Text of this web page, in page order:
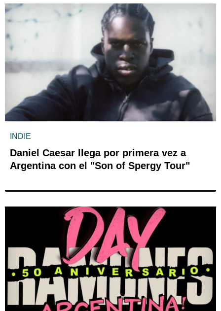
INDIE
Daniel Caesar llega por primera vez a
Argentina con el "Son of Spergy Tour"